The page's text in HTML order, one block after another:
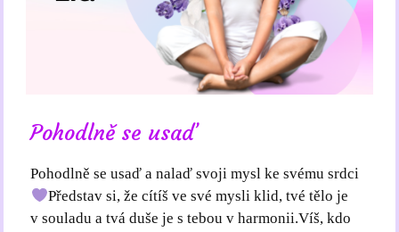
Pohodlně se usaď
Pohodlně se usaď a nalaď svoji mysl ke svému srdci
Představ si, že cítíš ve své mysli klid, tvé tělo je
v souladu a tvá duše je s tebou v harmonii.Víš, kdo